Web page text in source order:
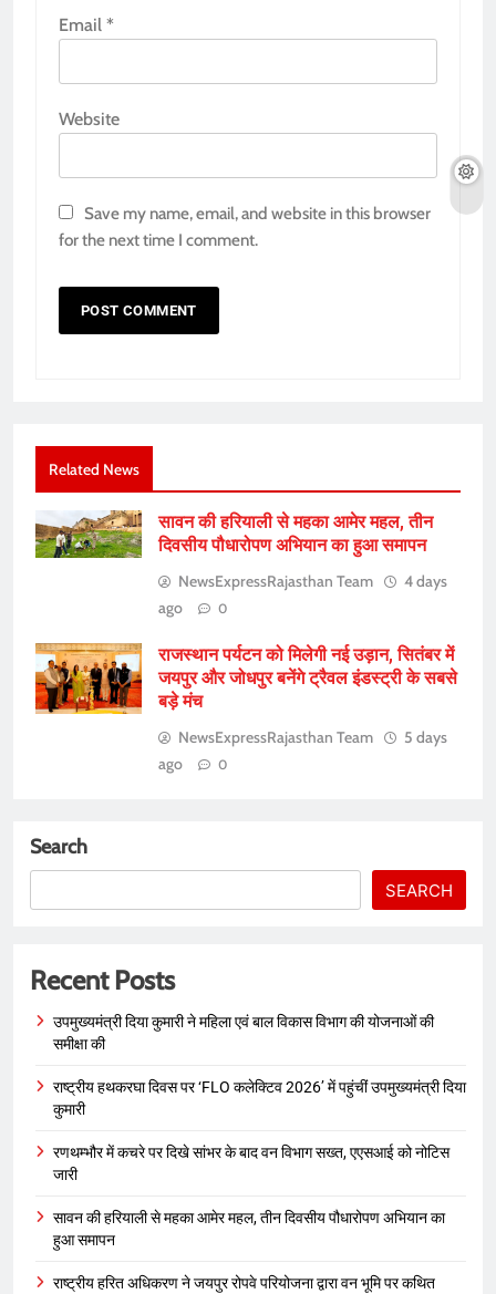
Email *
Website
Save my name, email, and website in this browser
for the next time I comment.
Related News
सावन की हरियाली से महका आमेर महल, तीन
दिवसीय पौधारोपण अभियान का हुआ समापन
NewsExpressRajasthan Team
4 days
ago
0
राजस्थान पर्यटन को मिलेगी नई उड़ान, सितंबर में
जयपुर और जोधपुर बनेंगे ट्रैवल इंडस्ट्री के सबसे
बड़े मंच
NewsExpressRajasthan Team
5 days
ago
0
Search
SEARCH
Recent Posts
उपमुख्यमंत्री दिया कुमारी ने महिला एवं बाल विकास विभाग की योजनाओं की
समीक्षा की
राष्ट्रीय हथकरघा दिवस पर ‘FLO कलेक्टिव 2026’ में पहुंचीं उपमुख्यमंत्री दिया
कुमारी
रणथम्भौर में कचरे पर दिखे सांभर के बाद वन विभाग सख्त, एएसआई को नोटिस
जारी
सावन की हरियाली से महका आमेर महल, तीन दिवसीय पौधारोपण अभियान का
हुआ समापन
राष्ट्रीय हरित अधिकरण ने जयपुर रोपवे परियोजना द्वारा वन भूमि पर कथित